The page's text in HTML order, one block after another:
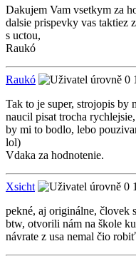
Dakujem Vam vsetkym za
dalsie prispevky vas taktiez
s uctou,
Raukó
Raukó
Tak to je super, strojopis by
naucil pisat trocha
by mi to bodlo, lebo
lol)
Vdaka za hodnotenie.
Xsicht
pekné, aj originálne, človek
btw, otvorili nám na škole
návrate z usa nemal čio